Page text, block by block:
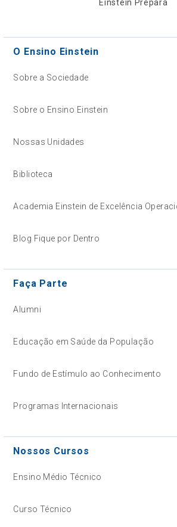
Einstein Prepara
O Ensino Einstein
Sobre a Sociedade
Sobre o Ensino Einstein
Nossas Unidades
Biblioteca
Academia Einstein de Excelência
Blog Fique por Dentro
Faça Parte
Alumni
Educação em Saúde da População
Fundo de Estímulo ao Conhecimento
Programas Internacionais
Nossos Cursos
Ensino Médio Técnico
Curso Técnico